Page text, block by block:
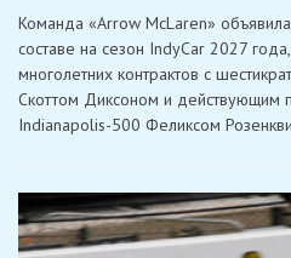
McLaren»
подписала
контракты
с
и
Розенквистом
2027
года
Команда «Arrow McLaren»
составе на сезон IndyCar 2027
многолетних контрактов с
Скоттом Диксоном и действующим
Indianapolis-500 Феликсом